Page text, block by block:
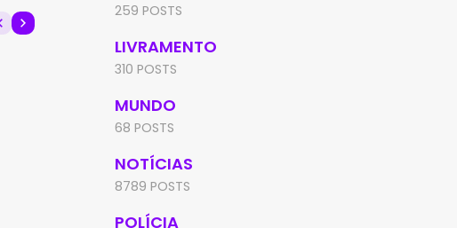
259 POSTS
LIVRAMENTO
310 POSTS
MUNDO
68 POSTS
NOTÍCIAS
8789 POSTS
POLÍCIA